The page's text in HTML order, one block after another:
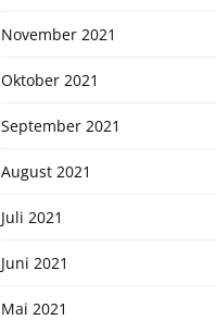
November 2021
Oktober 2021
September 2021
August 2021
Juli 2021
Juni 2021
Mai 2021